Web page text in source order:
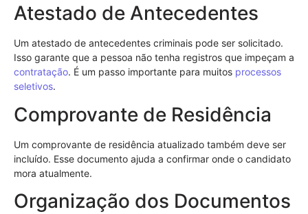
Atestado de Antecedentes
Um atestado de antecedentes criminais pode ser solicitado.
Isso garante que a pessoa não tenha registros que impeçam a
contratação. É um passo importante para muitos processos
seletivos.
Comprovante de Residência
Um comprovante de residência atualizado também deve ser
incluído. Esse documento ajuda a confirmar onde o candidato
mora atualmente.
Organização dos Documentos